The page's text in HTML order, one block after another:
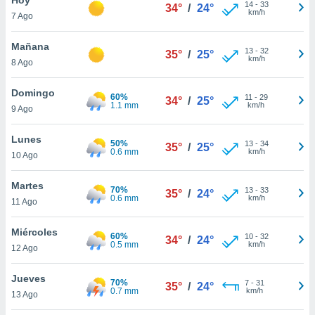
en
más
nuestra
de
cookies
aceptar
7 Ago
34° / 24° 14- 33
km/h
Mañana
8 Ago
35° / 25° 13- 32
km/h
Domingo
9 Ago
60%
1.1 mm
34° / 25° 11 - 29
km/h
Lunes
10 Ago
50%
0.6 mm
35° / 25° 13- 34
km/h
Martes
11 Ago
70%
0.6 mm
35° / 24° 13- 33
km/h
Miércoles
12 Ago
60%
0.5 mm
34° / 24° 10- 32
km/h
Jueves
13 Ago
70%
0.7 mm
35° / 24° 7- 31
km/h